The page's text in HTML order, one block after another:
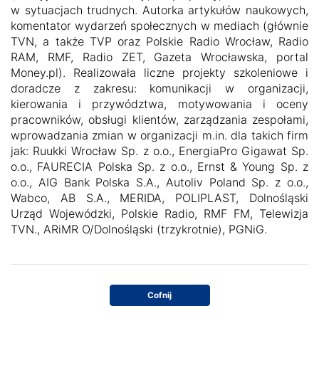
w sytuacjach trudnych. Autorka artykułów naukowych,
komentator wydarzeń społecznych w mediach (głównie
TVN, a także TVP oraz Polskie Radio Wrocław, Radio
RAM, RMF, Radio ZET, Gazeta Wrocławska, portal
Money.pl). Realizowała liczne projekty szkoleniowe i
doradcze z zakresu: komunikacji w organizacji,
kierowania i przywództwa, motywowania i oceny
pracowników, obsługi klientów, zarządzania zespołami,
wprowadzania zmian w organizacji m.in. dla takich firm
jak: Ruukki Wrocław Sp. z o.o., EnergiaPro Gigawat Sp.
o.o., FAURECIA Polska Sp. z o.o., Ernst & Young Sp. z
o.o., AIG Bank Polska S.A., Autoliv Poland Sp. z o.o.,
Wabco, AB S.A., MERIDA, POLIPLAST, Dolnośląski
Urząd Wojewódzki, Polskie Radio, RMF FM, Telewizja
TVN., ARiMR O/Dolnośląski (trzykrotnie), PGNiG.